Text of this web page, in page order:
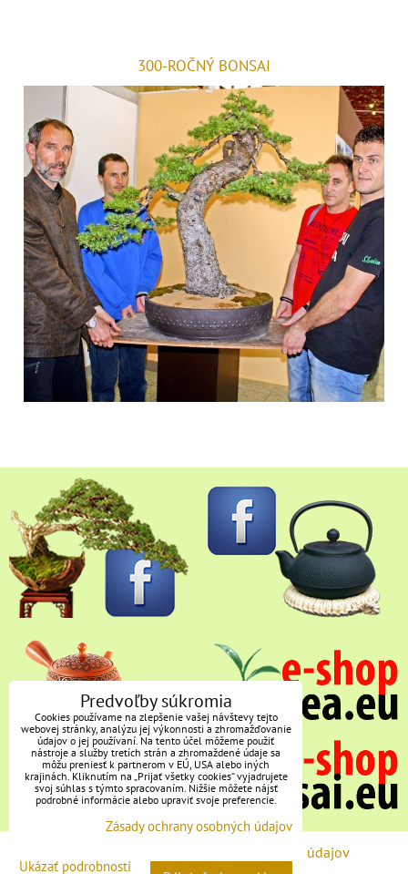
300-ROČNÝ BONSAI
Zásady ochrany osobných údajov
Predvoľby súkromia
Cookies používame na zlepšenie vašej návštevy tejto
webovej stránky, analýzu jej výkonnosti a zhromažďovanie
údajov o jej používaní. Na tento účel môžeme použiť
nástroje a služby tretích strán a zhromaždené údaje sa
môžu preniesť k partnerom v EÚ, USA alebo iných
krajinách. Kliknutím na „Prijať všetky cookies“ vyjadrujete
svoj súhlas s týmto spracovaním. Nižšie môžete nájsť
podrobné informácie alebo upraviť svoje preferencie.
Zásady ochrany osobných údajov
Ukázať podrobnosti